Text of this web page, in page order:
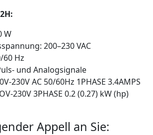
W
200–230 VAC
60 Hz
und Analogsignale
230V AC 50/60Hz 1PHASE 3.4AMPS
230V 3PHASE 0.2 (0.27) kW (hp)
Appell an Sie: